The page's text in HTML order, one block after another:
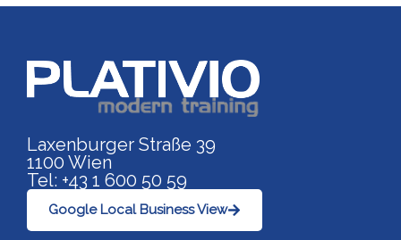
Link zu https://
Laxenburger Straße 39
1100 Wien
Tel: +43 1 600 50 59
Google Local Business View